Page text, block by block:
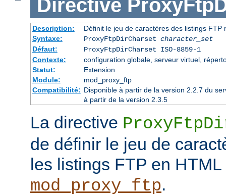
Directive
Description:
Définit le jeu de caractères des listings FTP
Syntaxe:
ProxyFtpDirCharset character_set
Défaut:
ProxyFtpDirCharset ISO-8859-1
Contexte:
configuration globale, serveur virtuel,
Statut:
Extension
Module:
mod_proxy_ftp
Compatibilité: Disponible à partir de la version 2.2.7 du
à partir de la version 2.3.5
La directive
de définir le jeu de
les listings FTP en
mod_proxy_ftp.